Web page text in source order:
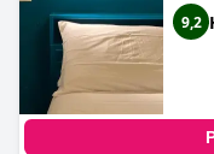
9,2